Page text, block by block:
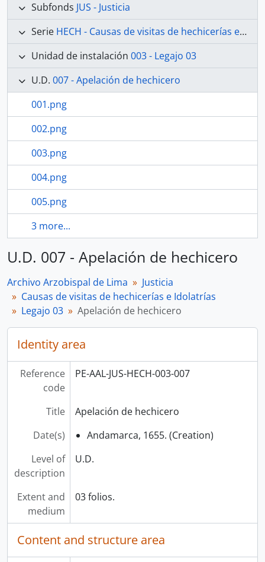
Subfonds JUS - Justicia
Serie HECH - Causas de visitas de hechicerías e Idolatrías
Unidad de instalación 003 - Legajo 03
U.D. 007 - Apelación de hechicero
001.png
002.png
003.png
004.png
005.png
3 more...
U.D. 007 - Apelación de hechicero
Archivo Arzobispal de Lima
Justicia
Causas de visitas de hechicerías e Idolatrías
Legajo 03
Apelación de hechicero
Identity area
Reference
code
PE-AAL-JUS-HECH-003-007
Title
Apelación de hechicero
Date(s)
Andamarca, 1655. (Creation)
Level of
description
U.D.
Extent and
medium
03 folios.
Content and structure area